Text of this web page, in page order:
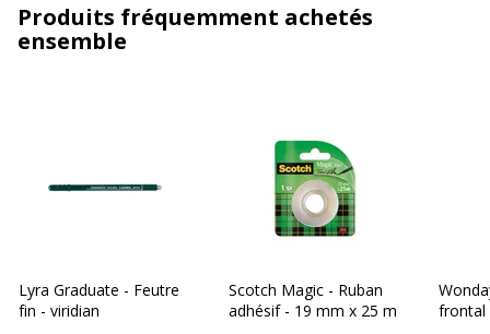
Produits fréquemment achetés
ensemble
Lyra Graduate - Feutre
fin - viridian
Scotch Magic - Ruban
adhésif - 19 mm x 25 m